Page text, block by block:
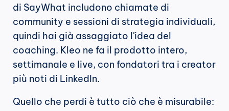
di SayWhat includono chiamate di
community e sessioni di strategia individuali,
quindi hai già assaggiato l'idea del
coaching. Kleo ne fa il prodotto intero,
settimanale e live, con fondatori tra i creator
più noti di LinkedIn.
Quello che perdi è tutto ciò che è misurabile: